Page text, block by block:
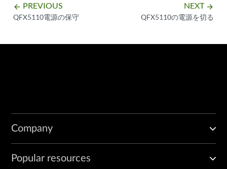
arrow_backward PREVIOUS
QFX5110電源の保守
NEXT arrow_forward
QFX5110の電源を切る
Company
Popular resources